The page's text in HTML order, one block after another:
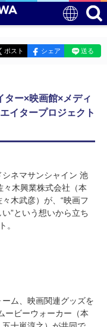
ポスト シェア 送る
ター×映画館×メディ
イタープロジェクト
ネマサンシャイン 池
木興業株式会社（本
木武彦）が、“映画フ
”という想いから立ち
。
ム、映画関連グッズを
ービーウォーカー（本